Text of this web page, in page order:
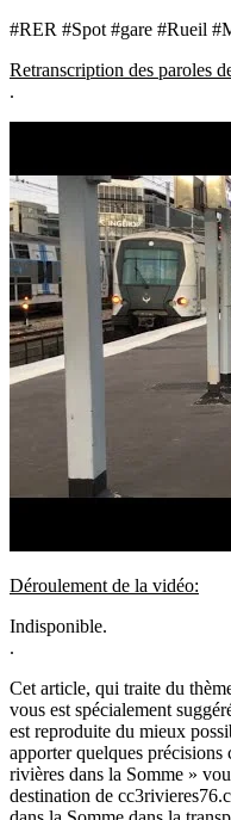
#RER #Spot #gare #Rueil
Retranscription des paroles
.
Déroulement de la vidéo:
Indisponible.
.
Cet article, qui traite du
vous est spécialement
est reproduite du mieux
apporter quelques
rivières dans la Somme »
destination de